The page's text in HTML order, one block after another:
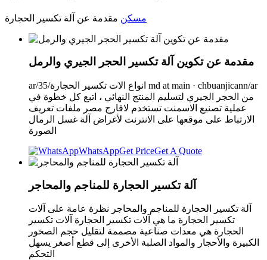
مسكن مقدمة عن آلة تكسير الحجارة
مقدمة عن تكوين آلة تكسير الحجر الجيري والرمل
ar/35/انواع الات تكسير الحجارة md at main · chbuanjicann/ar
من الحجر الجيري لتسليم المنتج النهائي ، اتبع كل خطوة في
عملية تصنيع الاسمنت تستخدم لافارج مصر ملفات تعريف
الارتباط على موقعها على الانترنت لأغراض آلة غسل الرمال
الصورة
WhatsAppGet PriceGet A Quote
آلة تكسير الحجارة للمناجم والمحاجر
آلة تكسير الحجارة للمناجم والمحاجر نظرة عامة على آلات
تكسير الحجارة ما هي آلات تكسير الحجارة آلات تكسير
الحجارة هي معدات صناعية مصممة لتقليل حجم الصخور
الكبيرة والأحجار والمواد الصلبة الأخرى إلى قطع أصغر يسهل
التحكم